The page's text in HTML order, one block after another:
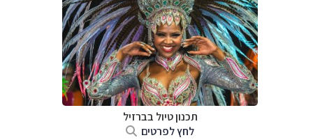
תכנון טיול בברזיל
לחץ לפרטים